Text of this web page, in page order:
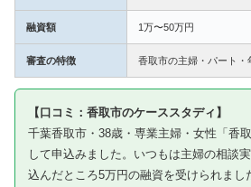
融資額 1万〜50万円
審査の特徴 香取市の主婦・パート・
【口コミ：香取市のケーススタディ】
千葉香取市・38歳・専業主婦・女性「香
して申込みました。いつもは主婦の相談
込んだところ5万円の融資を受けられまし